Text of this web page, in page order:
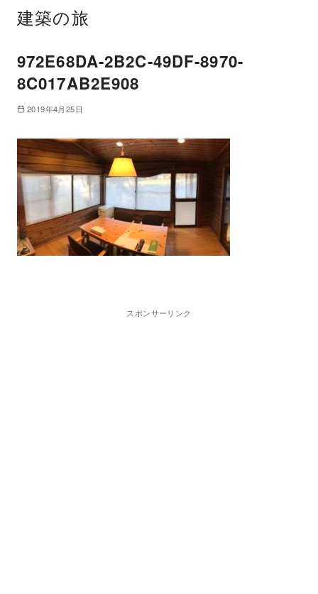
建築の旅
972E68DA-2B2C-49DF-8970-
8C017AB2E908
2019年4月25日
スポンサーリンク